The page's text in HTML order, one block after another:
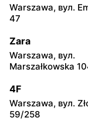
Biedronka
Górnośląska 6
Biedronka
Dubois 5A
Biedronka
Warszawa, вул.
47
Zara
Warszawa, вул.
Marszałkowska
4F
Warszawa, вул.
59/258